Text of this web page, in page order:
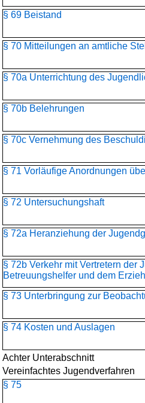
§ 69 Beistand
§ 70 Mitteilungen an amtliche
§ 70a Unterrichtung des
§ 70b Belehrungen
§ 70c Vernehmung des
§ 71 Vorläufige Anordnungen
§ 72 Untersuchungshaft
§ 72a Heranziehung der
§ 72b Verkehr mit Vertretern der
Betreuungshelfer und dem
§ 73 Unterbringung zur
§ 74 Kosten und Auslagen
Achter Unterabschnitt
Vereinfachtes Jugendverfahren
§ 75